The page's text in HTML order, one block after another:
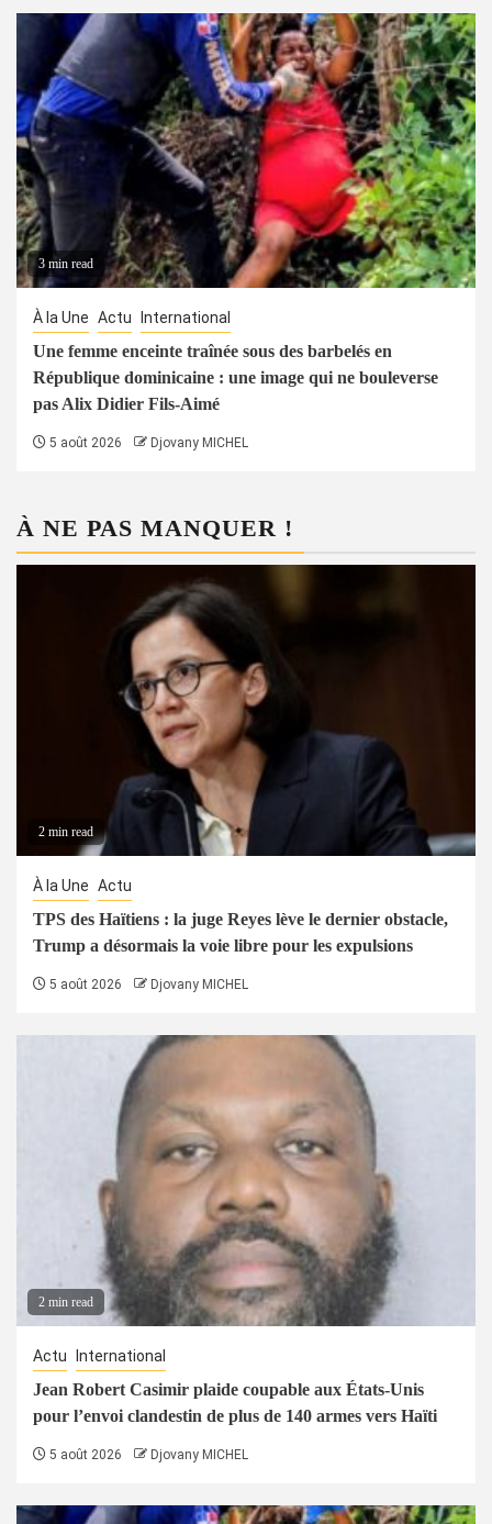
3 min read
À la Une Actu International
Une femme enceinte traînée sous des barbelés en
République dominicaine : une image qui ne bouleverse
pas Alix Didier Fils-Aimé
5 août 2026 Djovany MICHEL
À NE PAS MANQUER !
2 min read
À la Une Actu
TPS des Haïtiens : la juge Reyes lève le dernier obstacle,
Trump a désormais la voie libre pour les expulsions
5 août 2026 Djovany MICHEL
2 min read
Actu International
Jean Robert Casimir plaide coupable aux États-Unis
pour l’envoi clandestin de plus de 140 armes vers Haïti
5 août 2026 Djovany MICHEL